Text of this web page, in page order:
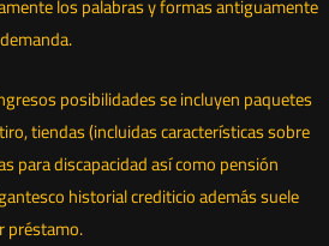
posibilidades se incluyen paquetes
tiendas (incluidas características sobre
para discapacidad así­ como pensión
historial crediticio además suele
préstamo.